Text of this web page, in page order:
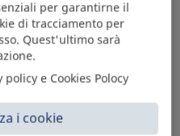
per garantirne il
di tracciamento per
Quest'ultimo sarà
e Cookies Polocy
i cookie